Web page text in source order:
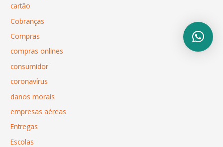
cartão
Cobranças
Compras
compras onlines
consumidor
coronavírus
danos morais
empresas aéreas
Entregas
Escolas